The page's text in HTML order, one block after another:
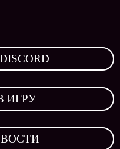
ИГРУ